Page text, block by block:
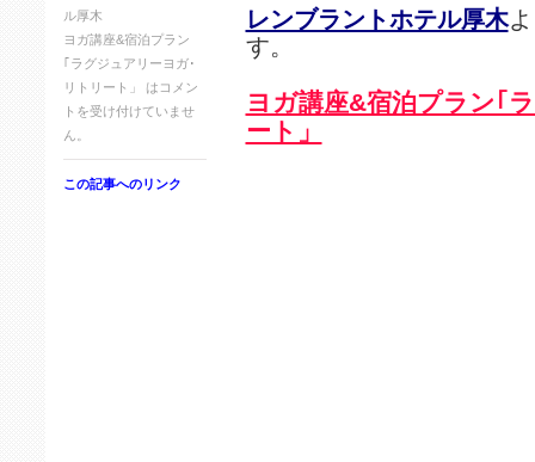
ル厚木
ヨガ講座&宿泊プラン
｢ラグジュアリーヨガ･
リトリート」 は コメン
トを受け付けていませ
ん。
この記事へのリンク
レンブラントホテル厚木
す。
ヨガ講座&宿泊プラン｢
ート」